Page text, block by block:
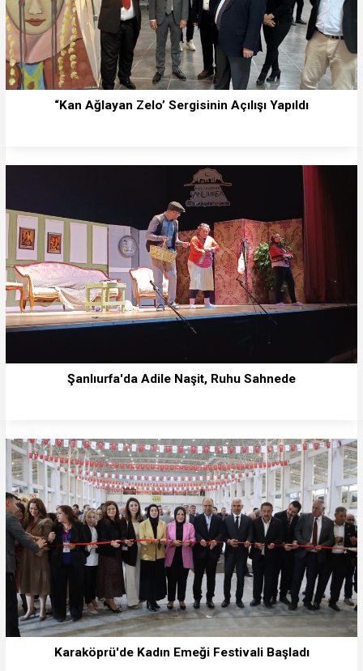
“Kan Ağlayan Zelo’ Sergisinin Açılışı Yapıldı
Şanlıurfa'da Adile Naşit, Ruhu Sahnede
Karaköprü'de Kadın Emeği Festivali Başladı